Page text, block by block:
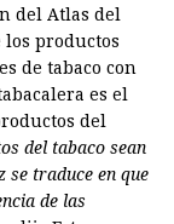
del Atlas del
los productos
de tabaco con
es el
del
del tabaco sean
se traduce en que
de las